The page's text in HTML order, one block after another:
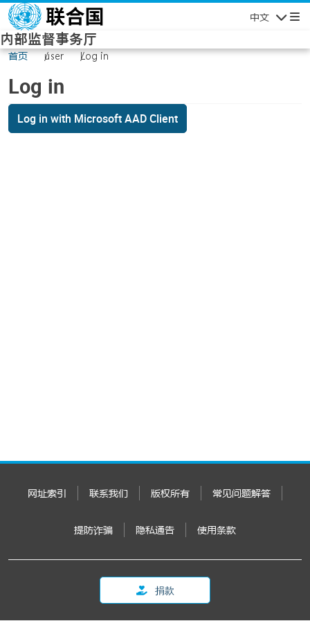
Skip to main content
中文
内部监督事务厅
首页 user Log in
Log in
Log in with Microsoft AAD Client
网址索引 联系我们 版权所有 常见问题解答
提防诈骗 隐私通告 使用条款
捐款